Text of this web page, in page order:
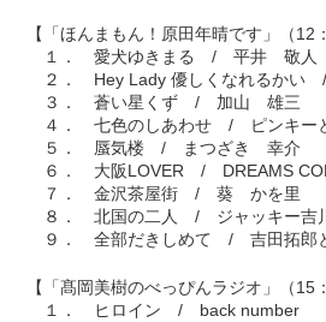
【「ほんまもん！原田年晴です」（12
１． 愛犬ゆきまる / 平井 敬人
２． Hey Lady 優しくなれるか
３． 蒼い星くず / 加山 雄三
４． 七色のしあわせ / ピンキー
５． 蜃気楼 / まつざき 幸介
６． 大阪LOVER / DREAMS
７． 金沢茶屋街 / 葵 かを里
８． 北国の二人 / ジャッキー吉川
９． 全部だきしめて / 吉田拓郎と
【「髙岡美樹のべっぴんラジオ」（15
１． ヒロイン / back number